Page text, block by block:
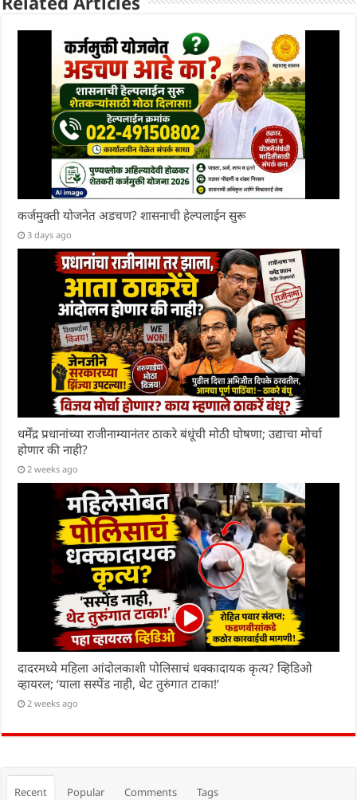
कर्जमुक्ती योजनेत अडचण? शासनाची हेल्पलाईन सुरू
3 days ago
धर्मेंद्र प्रधानांच्या राजीनाम्यानंतर ठाकरे बंधूंची मोठी घोषणा; उद्याचा मोर्चा
होणार की नाही?
2 weeks ago
दादरमध्ये महिला आंदोलकाशी पोलिसाचं धक्कादायक कृत्य? व्हिडिओ
व्हायरल; ‘याला सस्पेंड नाही, थेट तुरुंगात टाका!’
2 weeks ago
Recent Popular Comments Tags